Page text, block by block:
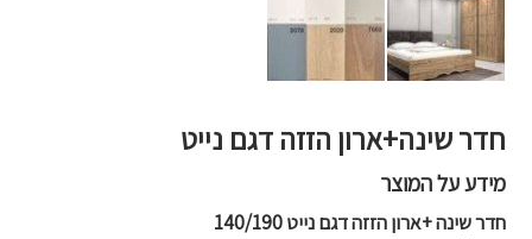
חדר שינה+ארון הזזה דגם נייט
מידע על המוצר
חדר שינה +ארון הזזה דגם נייט 140/190